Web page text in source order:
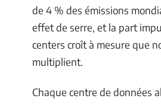
de 4 % des émissions
effet de serre, et la part
centers croît à mesure que
multiplient.
Chaque centre de données